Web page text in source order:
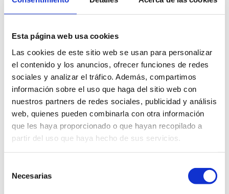
Esta página web usa cookies
Las cookies de este sitio web se usan para personalizar
el contenido y los anuncios, ofrecer funciones de redes
sociales y analizar el tráfico. Además, compartimos
información sobre el uso que haga del sitio web con
nuestros partners de redes sociales, publicidad y análisis
web, quienes pueden combinarla con otra información
que les haya proporcionado o que hayan recopilado a
partir del uso que haya hecho de sus servicios.
Necesarias